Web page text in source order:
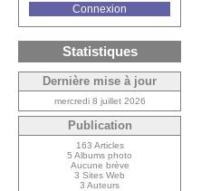
Connexion
Statistiques
Dernière mise à jour
mercredi 8 juillet 2026
Publication
163 Articles
5 Albums photo
Aucune brève
3 Sites Web
3 Auteurs